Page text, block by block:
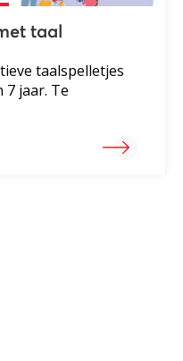
taal
taalspelletjes
jaar. Te